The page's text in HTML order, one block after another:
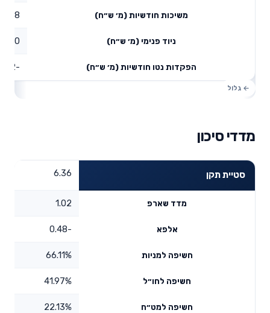
משיכות חודשיות (מ׳ ש״ח) 0.08
ניוד פנימי (מ׳ ש״ח) 0
הפקדות נטו חודשיות (מ׳ ש״ח) -0.02
מדדי סיכון
סטיית תקן 6.36
מדד שארפ 1.02
אלפא -0.48
חשיפה למניות 66.11%
חשיפה לחו״ל 41.97%
חשיפה למט״ח 22.13%